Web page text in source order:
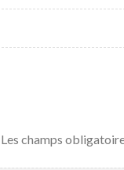
Les champs